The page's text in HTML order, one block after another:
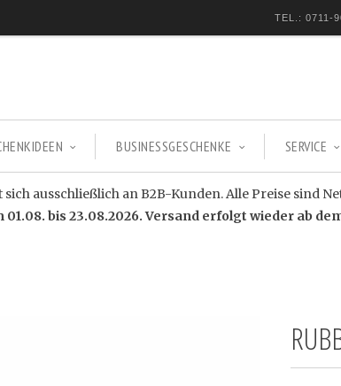
TEL.: 0711-
BUSINESSGESCHENKE SERVICE
ausschließlich an B2B-Kunden. Alle Preise sind
bis 23.08.2026. Versand erfolgt wieder ab